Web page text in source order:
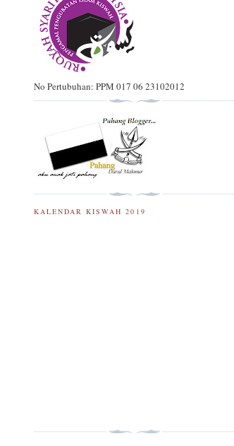
No Pertubuhan: PPM 017 06 23102012
KALENDAR KISWAH 2019